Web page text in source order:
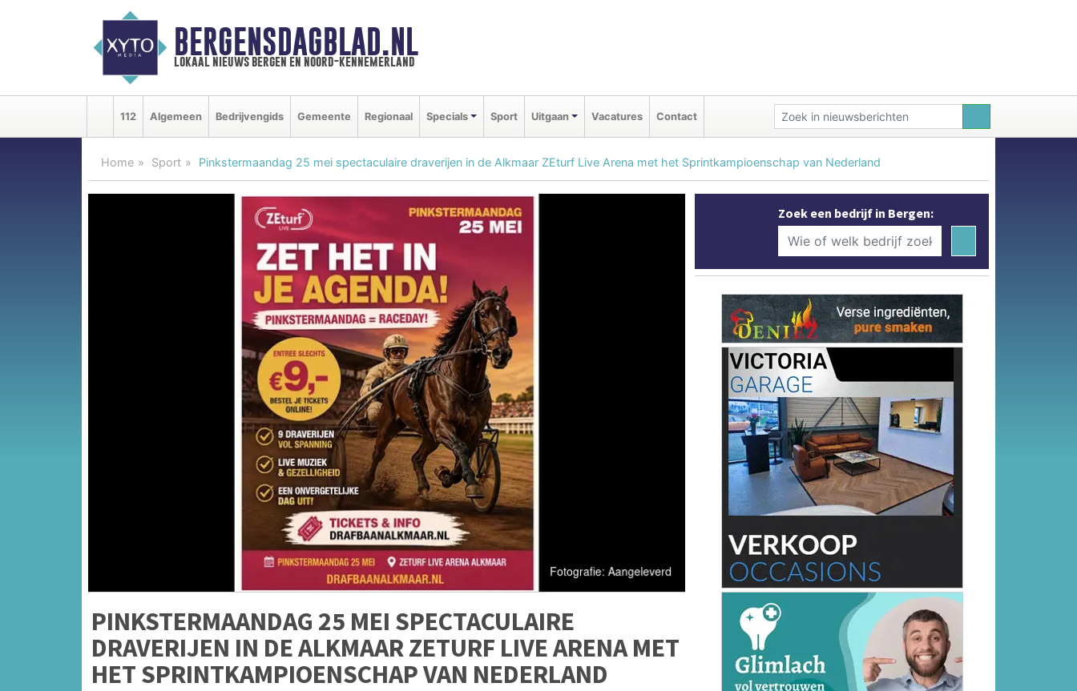
BERGENSDAGBLAD.NL
lokaal nieuws bergen en noord-kennemerland
112 Algemeen Bedrijvengids Gemeente Regionaal Specials Sport Uitgaan Vacatures Contact
Home Sport Pinkstermaandag 25 mei spectaculaire draverijen in de Alkmaar ZEturf Live Arena met het Sprintkampioenschap van Nederland
PINKSTERMAANDAG 25 MEI SPECTACULAIRE
DRAVERIJEN IN DE ALKMAAR ZETURF LIVE ARENA MET
HET SPRINTKAMPIOENSCHAP VAN NEDERLAND
Zoek een bedrijf in Bergen: